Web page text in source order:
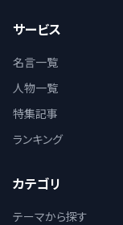
サービス
名言一覧
人物一覧
特集記事
ランキング
カテゴリ
テーマから探す